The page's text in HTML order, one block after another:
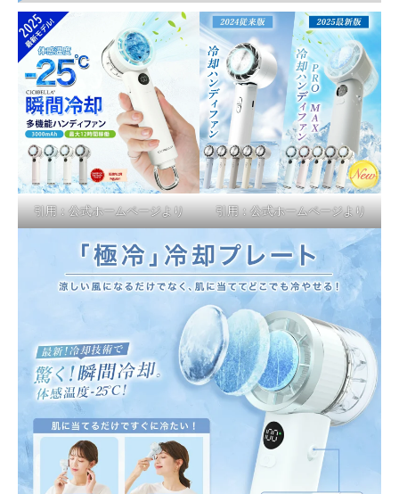
引用：公式ホームページより 引用：公式ホームページより